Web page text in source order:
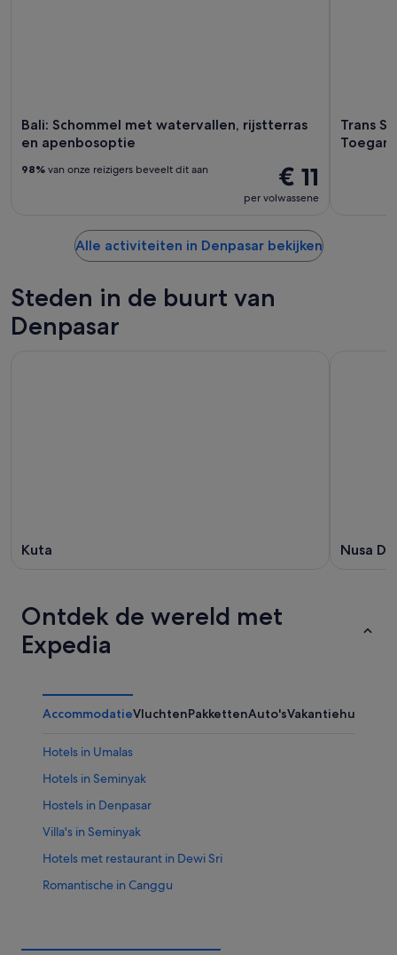
Bali: Schommel met watervallen, rijstterras
en apenbosoptie
€ 11
per volwassene
98% van onze reizigers beveelt dit aan
Trans
Alle activiteiten in Denpasar bekijken
Steden in de buurt van
Denpasar
Kuta Nusa
Ontdek de wereld met
Expedia
AccommodatieVluchtenPakkettenAuto'sVakantiehuizen
Hotels in Umalas
Hotels in Seminyak
Hostels in Denpasar
Villa's in Seminyak
Hotels met restaurant in Dewi Sri
Romantische in Canggu